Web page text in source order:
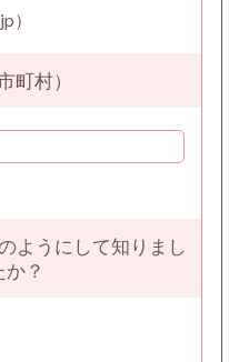
）
町村）
ようにして知りまし
か？